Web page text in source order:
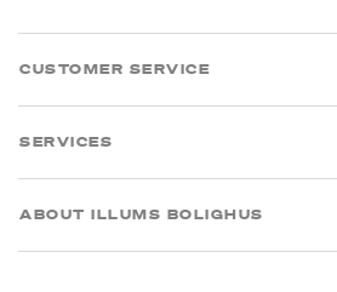
CUSTOMER SERVICE
SERVICES
ABOUT ILLUMS BOLIGHUS